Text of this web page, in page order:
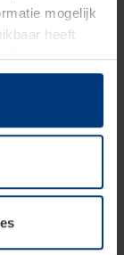
mogelijk
heeft
van hun
uw computer
alle andere
Uw
uitleg van de
een
en